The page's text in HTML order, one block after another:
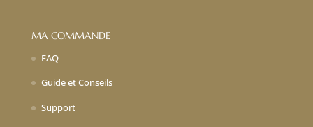
MA COMMANDE
FAQ
Guide et Conseils
Support